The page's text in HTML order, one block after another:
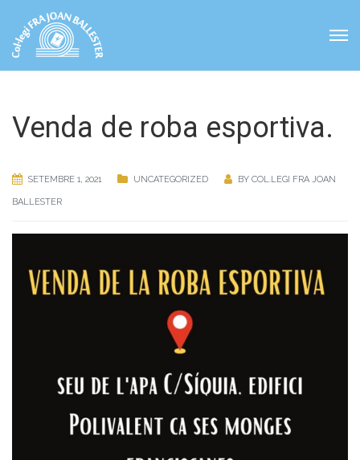
Venda de roba esportiva.
SETEMBRE 1, 2021 UNCATEGORIZED BY COL.LEGI FRA JOAN
BALLESTER